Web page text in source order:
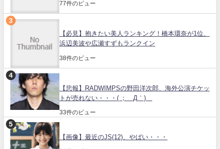
77件のビュー
【必見】抱きたい美人ランキング！橋本環奈が1位、
浜辺美波や広瀬すずもランクイン
38件のビュー
【悲報】RADWIMPSの野田洋次郎、海外公演チケッ
トが売れない・・・( ；´Д｀)
33件のビュー
【画像】最近のJS(12)、やばい・・・